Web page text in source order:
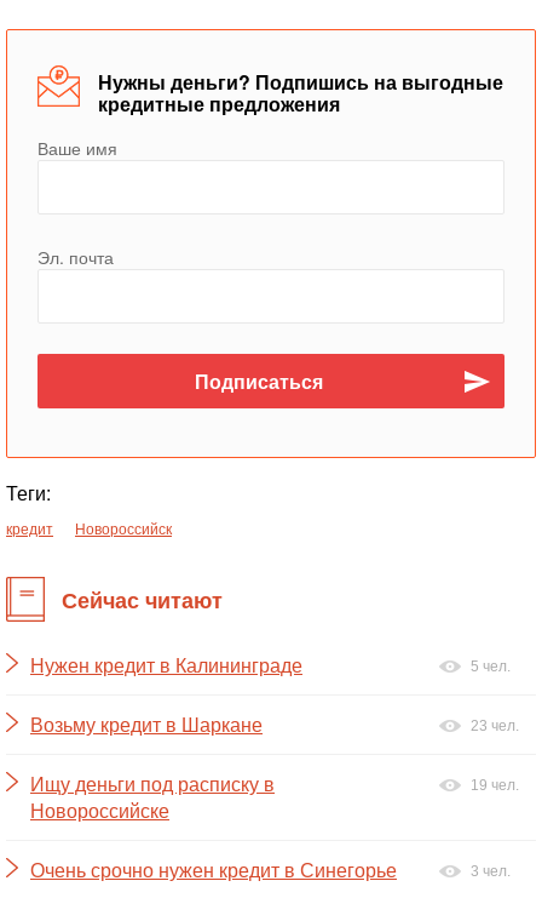
Нужны деньги? Подпишись на выгодные
кредитные предложения
Ваше имя
Эл. почта
Теги:
кредит Новороссийск
Сейчас читают
Нужен кредит в Калининграде 5 чел.
Возьму кредит в Шаркане 23 чел.
Ищу деньги под расписку в
Новороссийске
19 чел.
Очень срочно нужен кредит в Синегорье 3 чел.